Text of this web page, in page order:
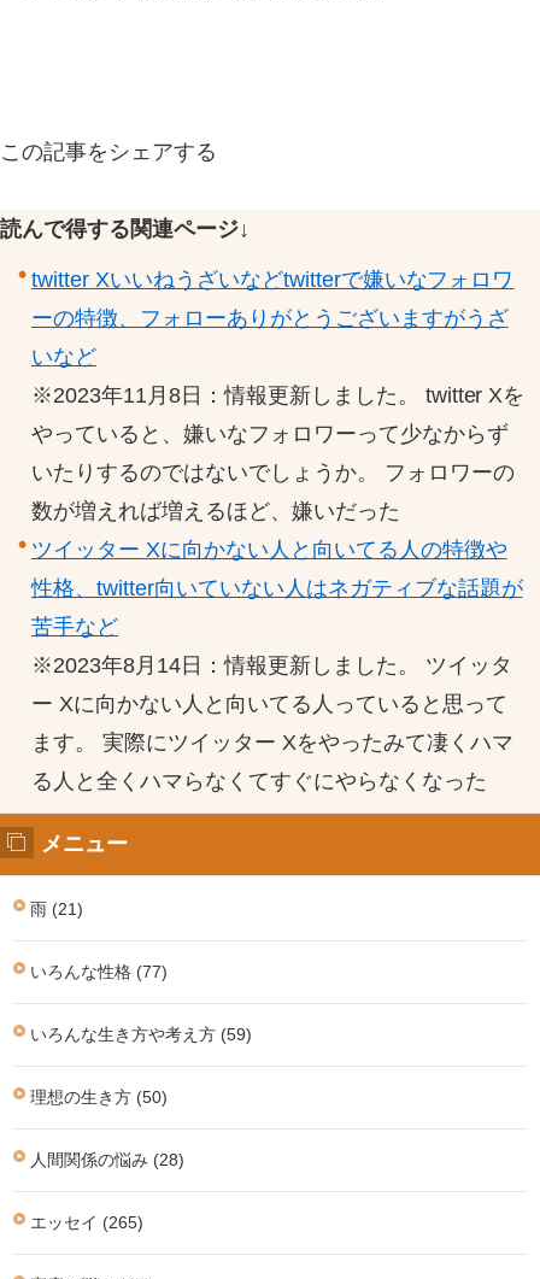
この記事をシェアする
読んで得する関連ページ↓
twitter Xいいねうざいなどtwitterで嫌いなフォロワ
ーの特徴、フォローありがとうございますがうざ
いなど
※2023年11月8日：情報更新しました。 twitter Xを
やっていると、嫌いなフォロワーって少なからず
いたりするのではないでしょうか。 フォロワーの
数が増えれば増えるほど、嫌いだった
ツイッター Xに向かない人と向いてる人の特徴や
性格、twitter向いていない人はネガティブな話題が
苦手など
※2023年8月14日：情報更新しました。 ツイッタ
ー Xに向かない人と向いてる人っていると思って
ます。 実際にツイッター Xをやったみて凄くハマ
る人と全くハマらなくてすぐにやらなくなった
メニュー
雨 (21)
いろんな性格 (77)
いろんな生き方や考え方 (59)
理想の生き方 (50)
人間関係の悩み (28)
エッセイ (265)